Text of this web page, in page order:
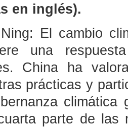
en inglés).
El cambio
una
China ha
prácticas y
parte de las